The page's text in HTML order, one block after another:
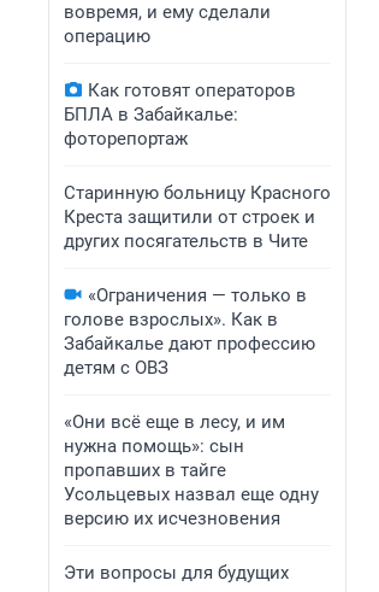
вовремя, и ему сделали
операцию
Как готовят операторов
БПЛА в Забайкалье:
фоторепортаж
Старинную больницу Красного
Креста защитили от строек и
других посягательств в Чите
«Ограничения — только в
голове взрослых». Как в
Забайкалье дают профессию
детям с ОВЗ
«Они всё еще в лесу, и им
нужна помощь»: сын
пропавших в тайге
Усольцевых назвал еще одну
версию их исчезновения
Эти вопросы для будущих